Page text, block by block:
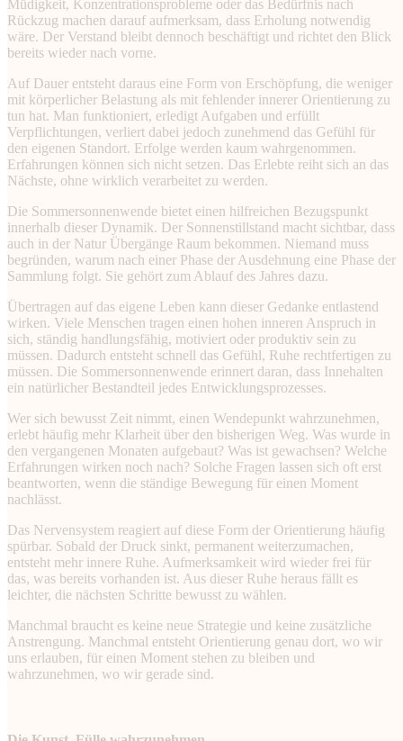
Müdigkeit, Konzentrationsprobleme oder das Bedürfnis nach
Rückzug machen darauf aufmerksam, dass Erholung notwendig
wäre. Der Verstand bleibt dennoch beschäftigt und richtet den Blick
bereits wieder nach vorne.
Auf Dauer entsteht daraus eine Form von Erschöpfung, die weniger
mit körperlicher Belastung als mit fehlender innerer Orientierung zu
tun hat. Man funktioniert, erledigt Aufgaben und erfüllt
Verpflichtungen, verliert dabei jedoch zunehmend das Gefühl für
den eigenen Standort. Erfolge werden kaum wahrgenommen.
Erfahrungen können sich nicht setzen. Das Erlebte reiht sich an das
Nächste, ohne wirklich verarbeitet zu werden.
Die Sommersonnenwende bietet einen hilfreichen Bezugspunkt
innerhalb dieser Dynamik. Der Sonnenstillstand macht sichtbar, dass
auch in der Natur Übergänge Raum bekommen. Niemand muss
begründen, warum nach einer Phase der Ausdehnung eine Phase der
Sammlung folgt. Sie gehört zum Ablauf des Jahres dazu.
Übertragen auf das eigene Leben kann dieser Gedanke entlastend
wirken. Viele Menschen tragen einen hohen inneren Anspruch in
sich, ständig handlungsfähig, motiviert oder produktiv sein zu
müssen. Dadurch entsteht schnell das Gefühl, Ruhe rechtfertigen zu
müssen. Die Sommersonnenwende erinnert daran, dass Innehalten
ein natürlicher Bestandteil jedes Entwicklungsprozesses.
Wer sich bewusst Zeit nimmt, einen Wendepunkt wahrzunehmen,
erlebt häufig mehr Klarheit über den bisherigen Weg. Was wurde in
den vergangenen Monaten aufgebaut? Was ist gewachsen? Welche
Erfahrungen wirken noch nach? Solche Fragen lassen sich oft erst
beantworten, wenn die ständige Bewegung für einen Moment
nachlässt.
Das Nervensystem reagiert auf diese Form der Orientierung häufig
spürbar. Sobald der Druck sinkt, permanent weiterzumachen,
entsteht mehr innere Ruhe. Aufmerksamkeit wird wieder frei für
das, was bereits vorhanden ist. Aus dieser Ruhe heraus fällt es
leichter, die nächsten Schritte bewusst zu wählen.
Manchmal braucht es keine neue Strategie und keine zusätzliche
Anstrengung. Manchmal entsteht Orientierung genau dort, wo wir
uns erlauben, für einen Moment stehen zu bleiben und
wahrzunehmen, wo wir gerade sind.